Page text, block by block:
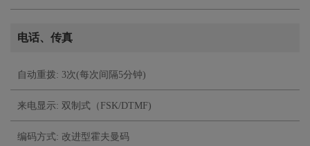
电话、传真
自动重拨: 3次(每次间隔5分钟)
来电显示: 双制式（FSK/DTMF)
编码方式: 改进型霍夫曼码